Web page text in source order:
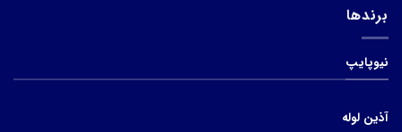
برندها
نیوپایپ
آذین لوله